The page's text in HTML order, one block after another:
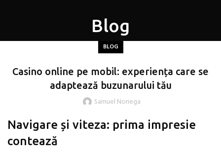
Blog
BLOG
Casino online pe mobil: experiența care se
adaptează buzunarului tău
Samuel Noriega
Navigare și viteza: prima impresie
contează